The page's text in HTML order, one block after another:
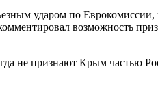
ударом по
возможность
не признают Крым частью